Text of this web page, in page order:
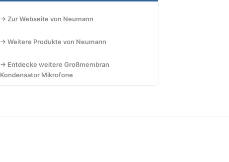
→ Zur Webseite von Neumann
→ Weitere Produkte von Neumann
→ Entdecke weitere Großmembran
Kondensator Mikrofone